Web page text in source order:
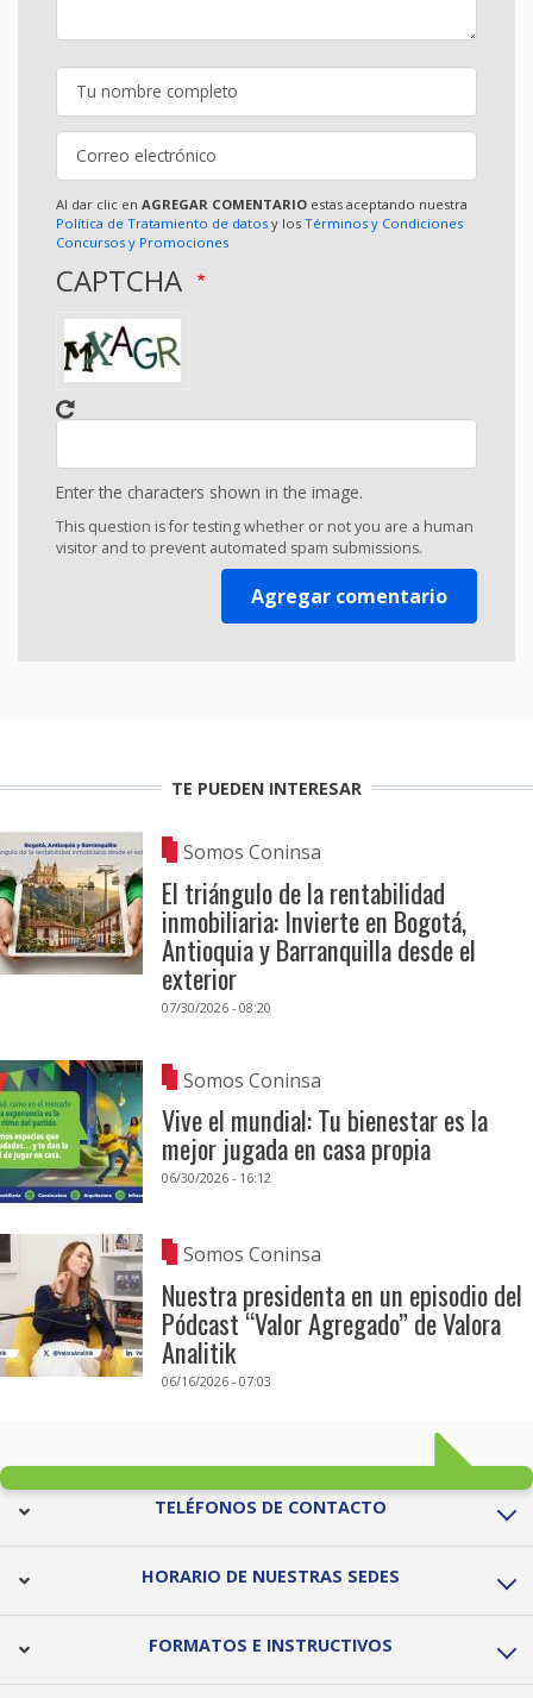
Al dar clic en AGREGAR COMENTARIO estas aceptando nuestra
Política de Tratamiento de datos y los Términos y Condiciones
Concursos y Promociones
CAPTCHA
Enter the characters shown in the image.
This question is for testing whether or not you are a human
visitor and to prevent automated spam submissions.
TE PUEDEN INTERESAR
Somos Coninsa
El triángulo de la rentabilidad
inmobiliaria: Invierte en Bogotá,
Antioquia y Barranquilla desde el
exterior
07/30/2026 - 08:20
Somos Coninsa
Vive el mundial: Tu bienestar es la
mejor jugada en casa propia
06/30/2026 - 16:12
Somos Coninsa
Nuestra presidenta en un episodio del
Pódcast “Valor Agregado” de Valora
Analitik
06/16/2026 - 07:03
TELÉFONOS DE CONTACTO
HORARIO DE NUESTRAS SEDES
FORMATOS E INSTRUCTIVOS